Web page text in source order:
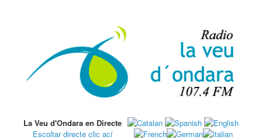
La Veu d'Ondara en Directe
Escoltar directe clic ací